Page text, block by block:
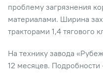
проблему загрязнения
материалами. Ширина
тракторами 1,4 тягового
На технику завода
12 месяцев.